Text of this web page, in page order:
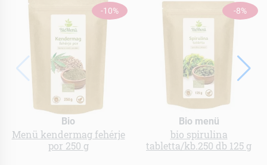
-10%
Bio
Menü kendermag fehérje
por 250 g
-8%
Bio menü
bio spirulina
tabletta/kb.250 db 125 g